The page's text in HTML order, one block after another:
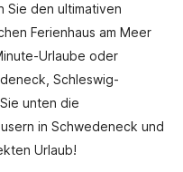
Sie den ultimativen
Ferienhaus am Meer
Urlaube oder
Schleswig-
unten die
in Schwedeneck und
Urlaub!